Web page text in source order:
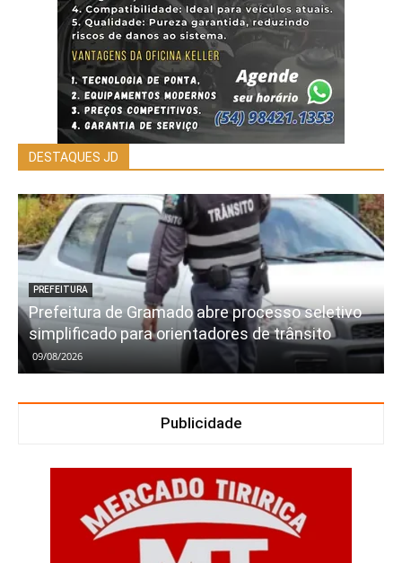
DESTAQUES JD
PREFEITURA
Prefeitura de Gramado abre processo seletivo
simplificado para orientadores de trânsito
09/08/2026
Publicidade